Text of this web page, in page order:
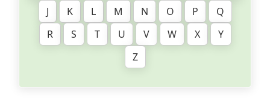
J
K L M N O P
Q
R
S T U V W X
Y
Z